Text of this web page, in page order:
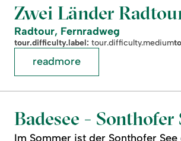
Zwei Länder
Radtour, Fernradweg
tour.difficulty.label: tour.difficulty.medium
readmore
Badesee -
Im Sommer ist der Sonthofer